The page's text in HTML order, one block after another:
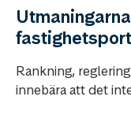
Rankning,
innebära att det